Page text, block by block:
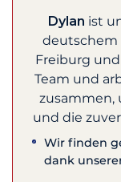
Dylan ist
deutschem
Freiburg
Team und
zusammen,
und die
Wir finden
dank